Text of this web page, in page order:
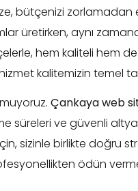
bütçenizi
üretirken, aynı
hem kaliteli hem
kalitemizin temel
Çankaya web
süreleri ve güvenli
sizinle birlikte doğru
ödün